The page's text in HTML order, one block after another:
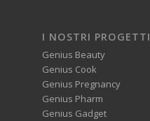
I NOSTRI PROGETTI
Genius Beauty
Genius Cook
Genius Pregnancy
Genius Pharm
Genius Gadget